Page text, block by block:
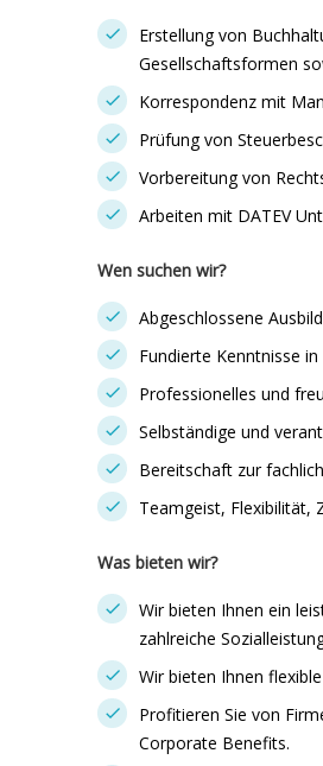
Erstellung von
Gesellschaftsformen
Korrespondenz mit
Prüfung von
Vorbereitung von
Arbeiten mit DATEV
Wen suchen wir?
Abgeschlossene
Fundierte Kenntnisse
Professionelles und
Selbständige und
Bereitschaft zur
Teamgeist, Flexibilität,
Was bieten wir?
Wir bieten Ihnen ein
zahlreiche
Wir bieten Ihnen
Profitieren Sie von
Corporate Benefits.